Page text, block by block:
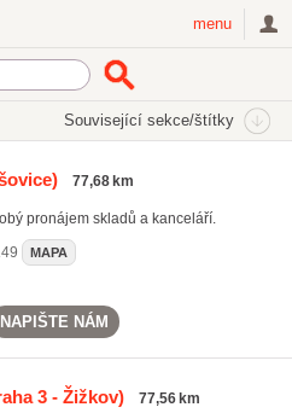
menu
Související sekce/štítky
77,68 km
pronájem skladů a kanceláří.
MAPA
NAPIŠTE NÁM
3 - Žižkov) 77,56 km